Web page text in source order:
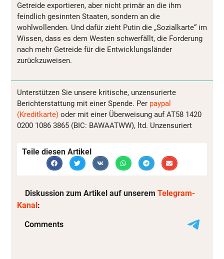
Getreide exportieren, aber nicht primär an die ihm
feindlich gesinnten Staaten, sondern an die
wohlwollenden. Und dafür zieht Putin die „Sozialkarte“ im
Wissen, dass es dem Westen schwerfällt, die Forderung
nach mehr Getreide für die Entwicklungsländer
zurückzuweisen.
Unterstützen Sie unsere kritische, unzensurierte
Berichterstattung mit einer Spende. Per paypal
(Kreditkarte) oder mit einer Überweisung auf AT58 1420
0200 1086 3865 (BIC: BAWAATWW), ltd. Unzensuriert
Teile diesen Artikel
Diskussion zum Artikel auf unserem Telegram-
Kanal: